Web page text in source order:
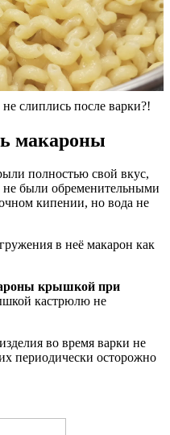
слиплись после варки?!
макароны
полностью свой вкус,
не были обременительными
кипении, но вода не
в неё макарон как
крышкой при
кастрюлю не
во время варки не
периодически осторожно